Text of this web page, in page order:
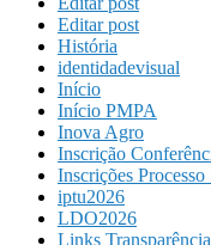
Editar post
História
identidadevisual
Início
Início PMPA
Inova Agro
Inscrição
Inscrições
iptu2026
LDO2026
Links Transparência